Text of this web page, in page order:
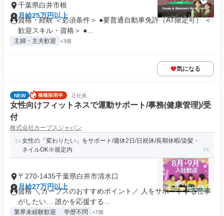
千葉県白井市根
月給25万円以上
資格・経験 ＜必須条件＞ ●要普通自動車免許（AT限定可） ＜
歓迎スキル・資格＞ ●...
主婦・主夫歓迎 +3個
気になる
NEW 正社員
女性向けフィットネスで運動サポート/事務(健康管理)/受
付
株式会社カーブスジャパン
女性の「変わりたい」をサポート/週休2日/日祝休/長期休暇/染髪・
ネイルOK※規定内
〒270-1435千葉県白井市清水口
月給27万円以上
資格 ＼カーブスのおすすめポイント／ 人をサポートする仕事
がしたい… 誰かを応援する...
業界未経験歓迎 学歴不問 +7個